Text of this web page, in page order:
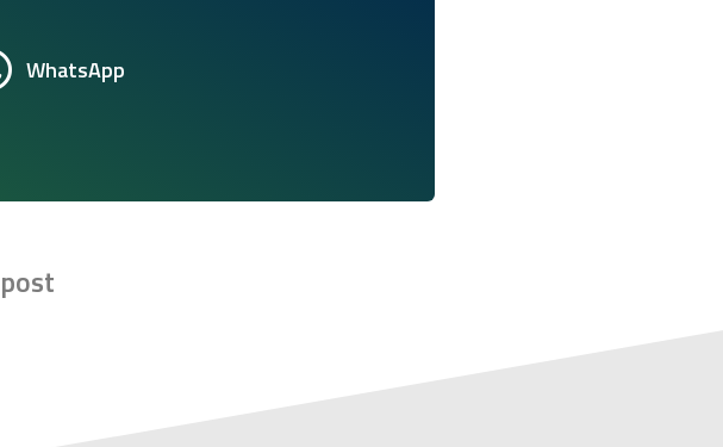
WhatsApp